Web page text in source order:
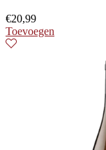
€20,99
Toevoegen